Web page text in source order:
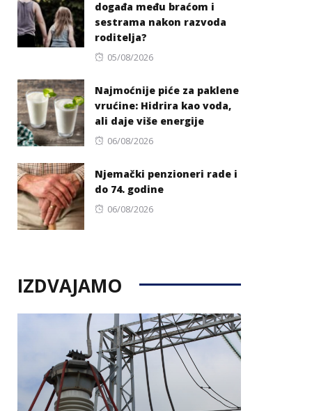
događa među braćom i
sestrama nakon razvoda
roditelja?
Posted
05/08/2026
Najmoćnije piće za paklene
vrućine: Hidrira kao voda,
ali daje više energije
Posted
06/08/2026
Njemački penzioneri rade i
do 74. godine
Posted
06/08/2026
IZDVAJAMO